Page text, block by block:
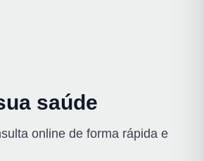
saúde
online de forma rápida e